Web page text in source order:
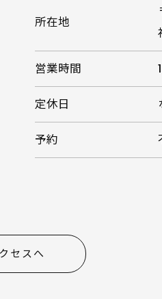
所在地
営業時間
定休日
予約
セスへ